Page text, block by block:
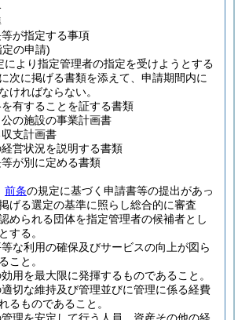
が指定する事項
の申請)
により指定管理者の指定を受けようとする
次に掲げる書類を添えて、申請期間内に
ければならない。
有することを証する書類
の施設の事業計画書
支計画書
営状況を説明する書類
が別に定める書類
前条の規定に基づく申請書等の提出があっ
げる選定の基準に照らし総合的に審査
められる団体を指定管理者の候補者とし
する。
な利用の確保及びサービスの向上が図ら
こと。
用を最大限に発揮するものであること。
切な維持及び管理並びに管理に係る経費
るものであること。